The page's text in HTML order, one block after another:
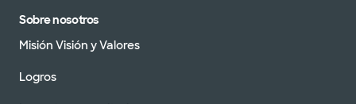
Sobre nosotros
Misión Visión y Valores
Logros